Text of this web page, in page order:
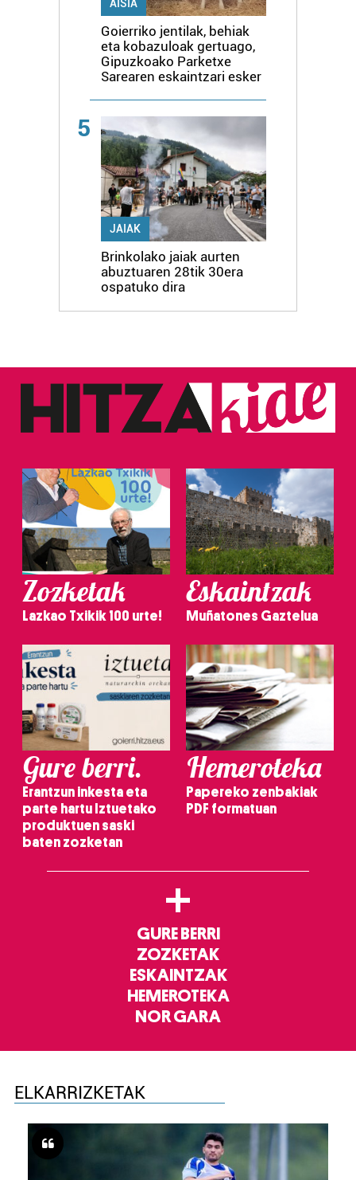
AISIA
Goierriko jentilak, behiak
eta kobazuloak gertuago,
Gipuzkoako Parketxe
Sarearen eskaintzari esker
5
JAIAK
Brinkolako jaiak aurten
abuztuaren 28tik 30era
ospatuko dira
Zozketak
Lazkao Txikik 100 urte!
Eskaintzak
Muñatones Gaztelua
Gure berri.
Erantzun inkesta eta
parte hartu Iztuetako
produktuen saski
baten zozketan
Hemeroteka
Papereko zenbakiak
PDF formatuan
+
GURE BERRI
ZOZKETAK
ESKAINTZAK
HEMEROTEKA
NOR GARA
ELKARRIZKETAK